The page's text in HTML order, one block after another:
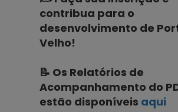
contribua para o
desenvolvimento de
Velho!
📝 Os Relatórios de
Acompanhamento do
estão disponíveis aqui